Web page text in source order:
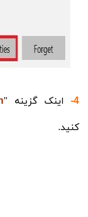
4- اینک گزینه "
کنید.